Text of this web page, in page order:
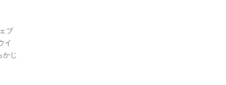
ブ
イ
かじ